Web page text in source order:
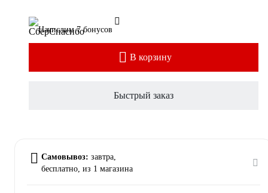
Начислим 7 бонусов
В корзину
Быстрый заказ
Самовывоз: завтра,
бесплатно, из 1 магазина